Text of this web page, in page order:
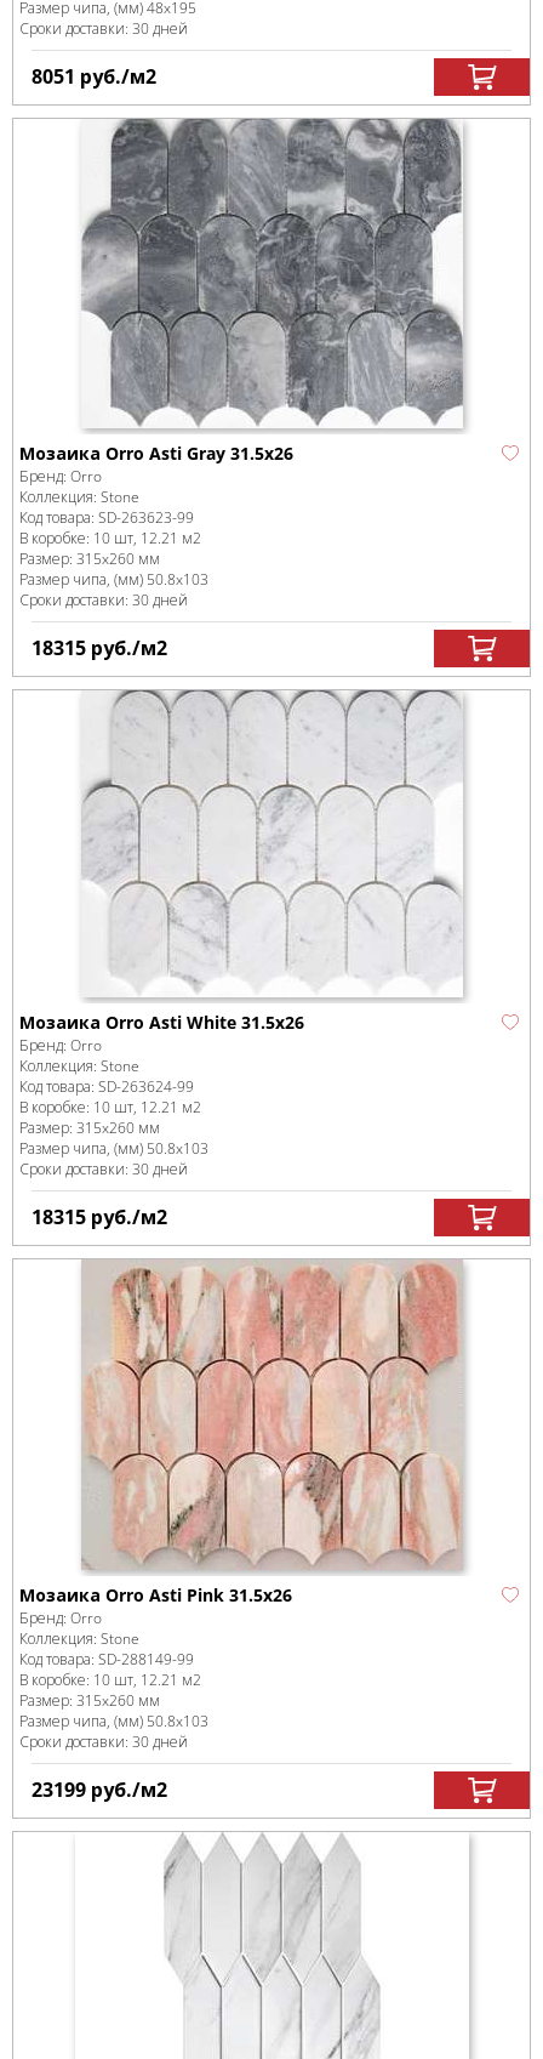
Размер чипа, (мм)48x195
Сроки доставки: 30 дней
8051 руб./м2
Мозаика Orro Asti Gray 31.5x26
Бренд: Orro
Коллекция: Stone
Код товара: SD-263623-99
В коробке: 10 шт, 12.21 м2
Размер: 315x260 мм
Размер чипа, (мм) 50.8x103
Сроки доставки: 30 дней
18315 руб./м2
Мозаика Orro Asti White 31.5x26
Бренд: Orro
Коллекция: Stone
Код товара: SD-263624-99
В коробке: 10 шт, 12.21 м2
Размер: 315x260 мм
Размер чипа, (мм) 50.8x103
Сроки доставки: 30 дней
18315 руб./м2
Мозаика Orro Asti Pink 31.5x26
Бренд: Orro
Коллекция: Stone
Код товара: SD-288149-99
В коробке: 10 шт, 12.21 м2
Размер: 315x260 мм
Размер чипа, (мм) 50.8x103
Сроки доставки: 30 дней
23199 руб./м2